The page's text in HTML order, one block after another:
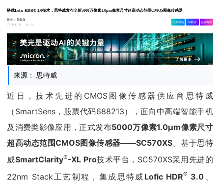
搭载Lofic HDR® 3.0技术，思特威发布全新5000万像素1.0μm像素尺寸超高动态范围CMOS图像传感器
作者：爱集微
07-09 11:11
1.3w
相关舆情 AI解读 生成海报
来源： 思特威
近日，技术先进的CMOS图像传感器供应商思特威
（SmartSens，股票代码688213），面向中高端智能手机
及消费类影像应用，正式发布5000万像素1.0μm像素尺寸
超高动态范围CMOS图像传感器——SC570XS。基于思特
威SmartClarity®-XL Pro技术平台，SC570XS采用先进的
22nm Stack工艺制程，集成思特威 Lofic HDR® 3.0